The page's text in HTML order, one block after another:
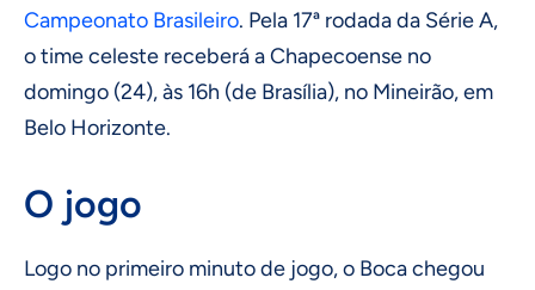
Campeonato Brasileiro. Pela 17ª rodada da Série A,
o time celeste receberá a Chapecoense no
domingo (24), às 16h (de Brasília), no Mineirão, em
Belo Horizonte.
O jogo
Logo no primeiro minuto de jogo, o Boca chegou